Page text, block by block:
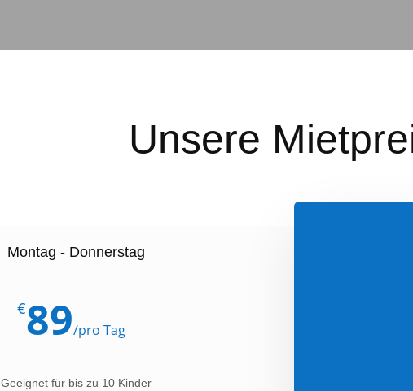
Unsere
Montag - Donnerstag
€89/pro Tag
Geeignet für bis zu 10 Kinder